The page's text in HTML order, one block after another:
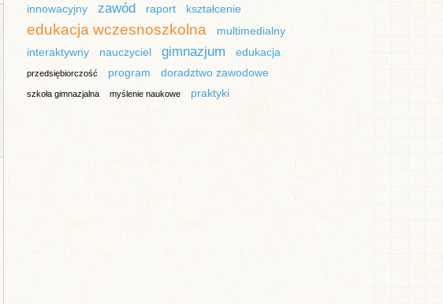
innowacyjny zawód raport kształcenie
edukacja wczesnoszkolna
multimedialny
interaktywny
nauczyciel gimnazjum edukacja
przedsiębiorczość program doradztwo zawodowe
szkoła gimnazjalna myślenie naukowe praktyki